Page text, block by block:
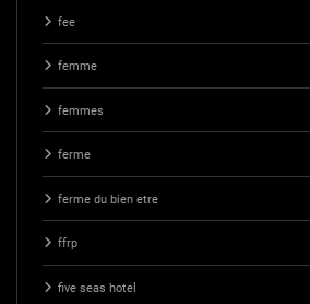
fee
femme
femmes
ferme
ferme du bien etre
ffrp
five seas hotel